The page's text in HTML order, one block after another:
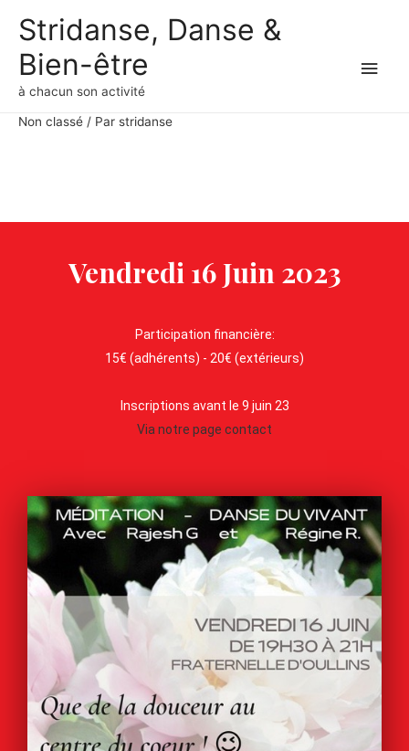
Stridanse, Danse &
Bien-être
à chacun son activité
Non classé / Par stridanse
Vendredi 16 Juin 2023
Participation financière:
15€ (adhérents) - 20€ (extérieurs)
Inscriptions avant le 9 juin 23
Via notre page contact